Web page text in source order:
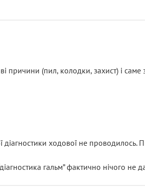
причини (пил, колодки, захист) і
діагностики ходової не проводилось.
гальм” фактично нічого не